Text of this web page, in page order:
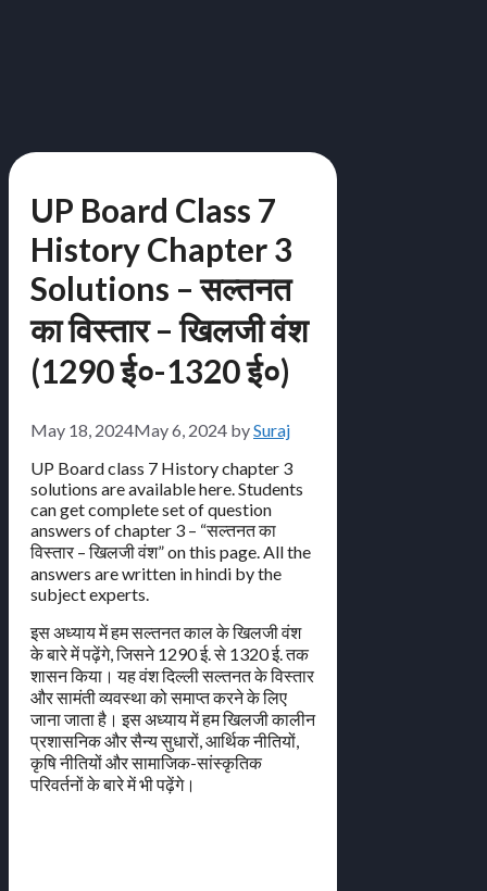
UP Board Class 7
History Chapter 3
Solutions – सल्तनत
का विस्तार – खिलजी वंश
(1290 ई०-1320 ई०)
May 18, 2024May 6, 2024 bySuraj
UP Board class 7 History chapter 3
solutions are available here. Students
can get complete set of question
answers of chapter 3 – “सल्तनत का
विस्तार – खिलजी वंश” on this page. All the
answers are written in hindi by the
subject experts.
इस अध्याय में हम सल्तनत काल के खिलजी वंश
के बारे में पढ़ेंगे, जिसने 1290 ई. से 1320 ई. तक
शासन किया। यह वंश दिल्ली सल्तनत के विस्तार
और सामंती व्यवस्था को समाप्त करने के लिए
जाना जाता है। इस अध्याय में हम खिलजी कालीन
प्रशासनिक और सैन्य सुधारों, आर्थिक नीतियों,
कृषि नीतियों और सामाजिक-सांस्कृतिक
परिवर्तनों के बारे में भी पढ़ेंगे।